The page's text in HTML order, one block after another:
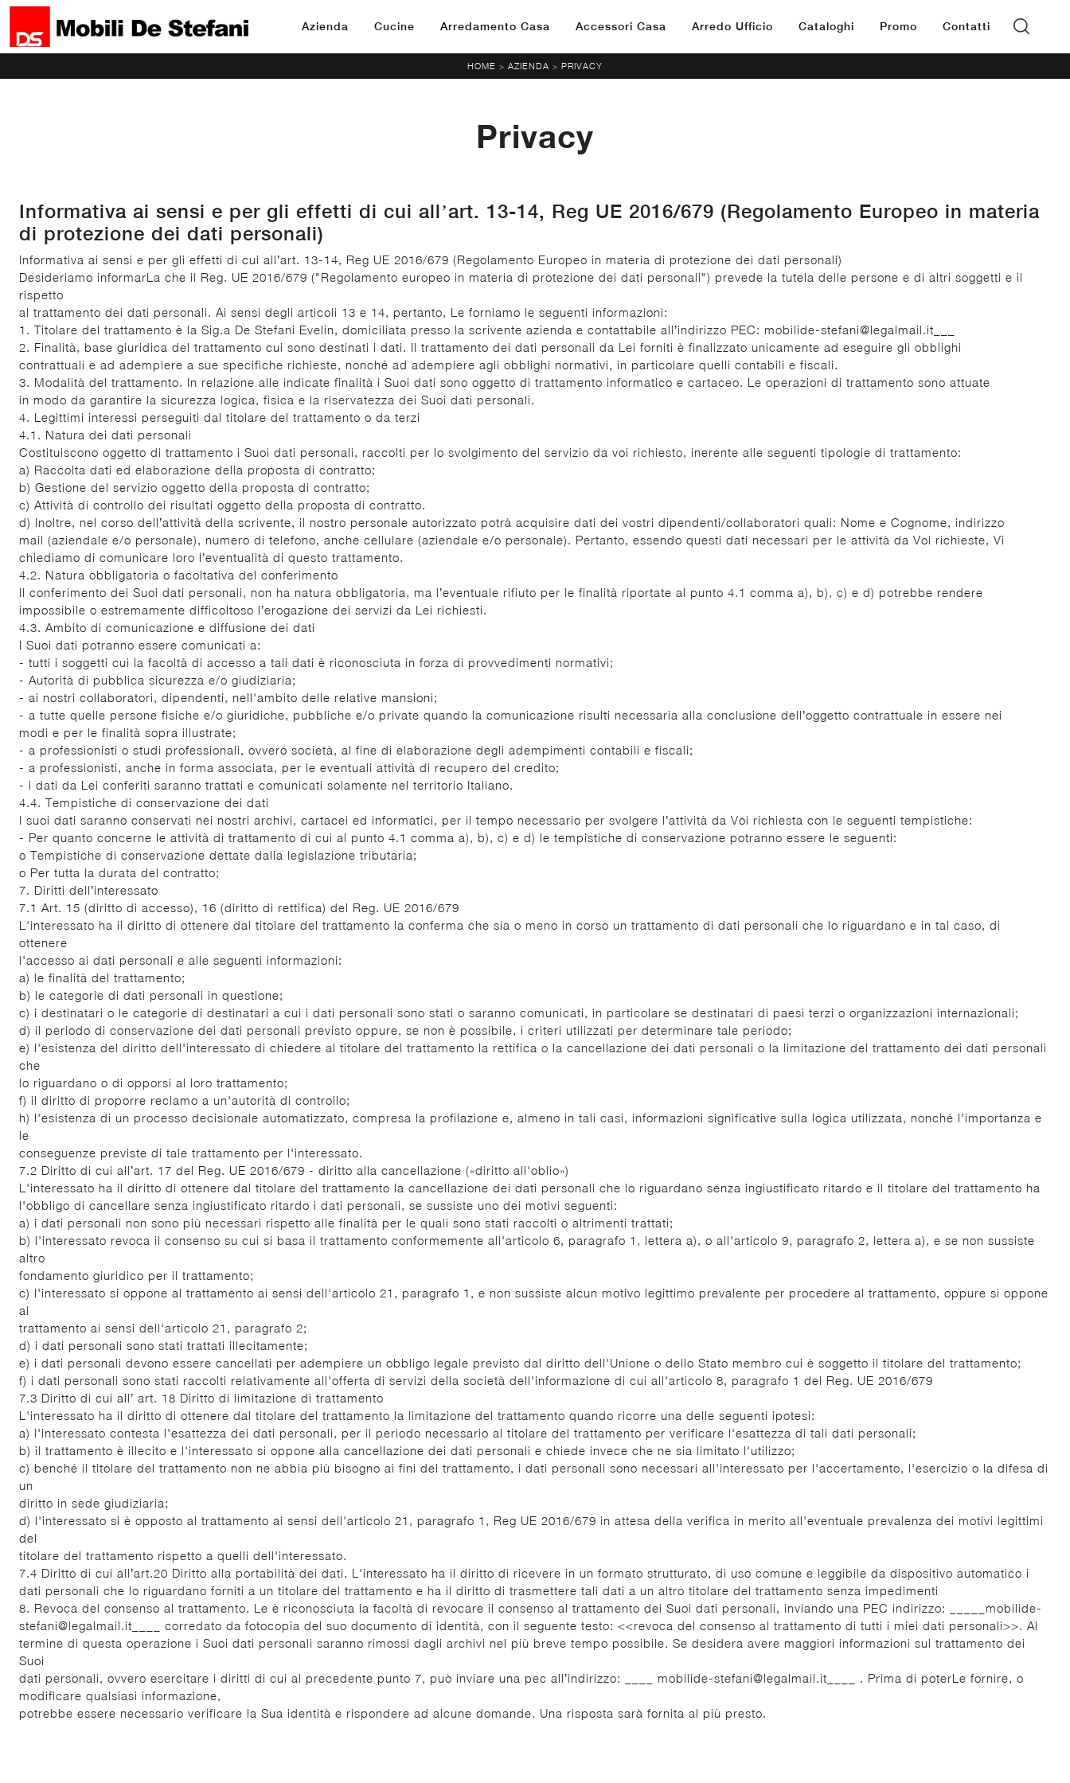
Azienda Cucine Arredamento Casa Accessori Casa Arredo Ufficio Cataloghi Promo Contatti
HOME > AZIENDA > PRIVACY
Privacy
Informativa ai sensi e per gli effetti di cui all’art. 13-14, Reg UE 2016/679 (Regolamento Europeo in materia
di protezione dei dati personali)
Informativa ai sensi e per gli effetti di cui all’art. 13-14, Reg UE 2016/679 (Regolamento Europeo in materia di protezione dei dati personali)
Desideriamo informarLa che il Reg. UE 2016/679 ("Regolamento europeo in materia di protezione dei dati personali") prevede la tutela delle persone e di altri soggetti e il
rispetto
al trattamento dei dati personali. Ai sensi degli articoli 13 e 14, pertanto, Le forniamo le seguenti informazioni:
1. Titolare del trattamento è la Sig.a De Stefani Evelin, domiciliata presso la scrivente azienda e contattabile all’indirizzo PEC: mobilide-stefani@legalmail.it___
2. Finalità, base giuridica del trattamento cui sono destinati i dati. Il trattamento dei dati personali da Lei forniti è finalizzato unicamente ad eseguire gli obblighi
contrattuali e ad adempiere a sue specifiche richieste, nonché ad adempiere agli obblighi normativi, in particolare quelli contabili e fiscali.
3. Modalità del trattamento. In relazione alle indicate finalità i Suoi dati sono oggetto di trattamento informatico e cartaceo. Le operazioni di trattamento sono attuate
in modo da garantire la sicurezza logica, fisica e la riservatezza dei Suoi dati personali.
4. Legittimi interessi perseguiti dal titolare del trattamento o da terzi
4.1. Natura dei dati personali
Costituiscono oggetto di trattamento i Suoi dati personali, raccolti per lo svolgimento del servizio da voi richiesto, inerente alle seguenti tipologie di trattamento:
a) Raccolta dati ed elaborazione della proposta di contratto;
b) Gestione del servizio oggetto della proposta di contratto;
c) Attività di controllo dei risultati oggetto della proposta di contratto.
d) Inoltre, nel corso dell’attività della scrivente, il nostro personale autorizzato potrà acquisire dati dei vostri dipendenti/collaboratori quali: Nome e Cognome, indirizzo
mail (aziendale e/o personale), numero di telefono, anche cellulare (aziendale e/o personale). Pertanto, essendo questi dati necessari per le attività da Voi richieste, Vi
chiediamo di comunicare loro l’eventualità di questo trattamento.
4.2. Natura obbligatoria o facoltativa del conferimento
Il conferimento dei Suoi dati personali, non ha natura obbligatoria, ma l’eventuale rifiuto per le finalità riportate al punto 4.1 comma a), b), c) e d) potrebbe rendere
impossibile o estremamente difficoltoso l’erogazione dei servizi da Lei richiesti.
4.3. Ambito di comunicazione e diffusione dei dati
I Suoi dati potranno essere comunicati a:
- tutti i soggetti cui la facoltà di accesso a tali dati è riconosciuta in forza di provvedimenti normativi;
- Autorità di pubblica sicurezza e/o giudiziaria;
- ai nostri collaboratori, dipendenti, nell'ambito delle relative mansioni;
- a tutte quelle persone fisiche e/o giuridiche, pubbliche e/o private quando la comunicazione risulti necessaria alla conclusione dell’oggetto contrattuale in essere nei
modi e per le finalità sopra illustrate;
- a professionisti o studi professionali, ovvero società, al fine di elaborazione degli adempimenti contabili e fiscali;
- a professionisti, anche in forma associata, per le eventuali attività di recupero del credito;
- i dati da Lei conferiti saranno trattati e comunicati solamente nel territorio Italiano.
4.4. Tempistiche di conservazione dei dati
I suoi dati saranno conservati nei nostri archivi, cartacei ed informatici, per il tempo necessario per svolgere l’attività da Voi richiesta con le seguenti tempistiche:
- Per quanto concerne le attività di trattamento di cui al punto 4.1 comma a), b), c) e d) le tempistiche di conservazione potranno essere le seguenti:
o Tempistiche di conservazione dettate dalla legislazione tributaria;
o Per tutta la durata del contratto;
7. Diritti dell’interessato
7.1 Art. 15 (diritto di accesso), 16 (diritto di rettifica) del Reg. UE 2016/679
L'interessato ha il diritto di ottenere dal titolare del trattamento la conferma che sia o meno in corso un trattamento di dati personali che lo riguardano e in tal caso, di
ottenere
l'accesso ai dati personali e alle seguenti informazioni:
a) le finalità del trattamento;
b) le categorie di dati personali in questione;
c) i destinatari o le categorie di destinatari a cui i dati personali sono stati o saranno comunicati, in particolare se destinatari di paesi terzi o organizzazioni internazionali;
d) il periodo di conservazione dei dati personali previsto oppure, se non è possibile, i criteri utilizzati per determinare tale periodo;
e) l'esistenza del diritto dell'interessato di chiedere al titolare del trattamento la rettifica o la cancellazione dei dati personali o la limitazione del trattamento dei dati personali
che
lo riguardano o di opporsi al loro trattamento;
f) il diritto di proporre reclamo a un'autorità di controllo;
h) l'esistenza di un processo decisionale automatizzato, compresa la profilazione e, almeno in tali casi, informazioni significative sulla logica utilizzata, nonché l'importanza e
le
conseguenze previste di tale trattamento per l'interessato.
7.2 Diritto di cui all’art. 17 del Reg. UE 2016/679 - diritto alla cancellazione («diritto all'oblio»)
L'interessato ha il diritto di ottenere dal titolare del trattamento la cancellazione dei dati personali che lo riguardano senza ingiustificato ritardo e il titolare del trattamento ha
l'obbligo di cancellare senza ingiustificato ritardo i dati personali, se sussiste uno dei motivi seguenti:
a) i dati personali non sono più necessari rispetto alle finalità per le quali sono stati raccolti o altrimenti trattati;
b) l'interessato revoca il consenso su cui si basa il trattamento conformemente all'articolo 6, paragrafo 1, lettera a), o all'articolo 9, paragrafo 2, lettera a), e se non sussiste
altro
fondamento giuridico per il trattamento;
c) l'interessato si oppone al trattamento ai sensi dell'articolo 21, paragrafo 1, e non sussiste alcun motivo legittimo prevalente per procedere al trattamento, oppure si oppone
al
trattamento ai sensi dell'articolo 21, paragrafo 2;
d) i dati personali sono stati trattati illecitamente;
e) i dati personali devono essere cancellati per adempiere un obbligo legale previsto dal diritto dell'Unione o dello Stato membro cui è soggetto il titolare del trattamento;
f) i dati personali sono stati raccolti relativamente all'offerta di servizi della società dell'informazione di cui all'articolo 8, paragrafo 1 del Reg. UE 2016/679
7.3 Diritto di cui all’ art. 18 Diritto di limitazione di trattamento
L'interessato ha il diritto di ottenere dal titolare del trattamento la limitazione del trattamento quando ricorre una delle seguenti ipotesi:
a) l'interessato contesta l'esattezza dei dati personali, per il periodo necessario al titolare del trattamento per verificare l'esattezza di tali dati personali;
b) il trattamento è illecito e l'interessato si oppone alla cancellazione dei dati personali e chiede invece che ne sia limitato l'utilizzo;
c) benché il titolare del trattamento non ne abbia più bisogno ai fini del trattamento, i dati personali sono necessari all'interessato per l'accertamento, l'esercizio o la difesa di
un
diritto in sede giudiziaria;
d) l'interessato si è opposto al trattamento ai sensi dell'articolo 21, paragrafo 1, Reg UE 2016/679 in attesa della verifica in merito all'eventuale prevalenza dei motivi legittimi
del
titolare del trattamento rispetto a quelli dell'interessato.
7.4 Diritto di cui all’art.20 Diritto alla portabilità dei dati. L'interessato ha il diritto di ricevere in un formato strutturato, di uso comune e leggibile da dispositivo automatico i
dati personali che lo riguardano forniti a un titolare del trattamento e ha il diritto di trasmettere tali dati a un altro titolare del trattamento senza impedimenti
8. Revoca del consenso al trattamento. Le è riconosciuta la facoltà di revocare il consenso al trattamento dei Suoi dati personali, inviando una PEC indirizzo: _____mobilide-
stefani@legalmail.it____ corredato da fotocopia del suo documento di identità, con il seguente testo: <<revoca del consenso al trattamento di tutti i miei dati personali>>. Al
termine di questa operazione i Suoi dati personali saranno rimossi dagli archivi nel più breve tempo possibile. Se desidera avere maggiori informazioni sul trattamento dei
Suoi
dati personali, ovvero esercitare i diritti di cui al precedente punto 7, può inviare una pec all’indirizzo: ____ mobilide-stefani@legalmail.it____ . Prima di poterLe fornire, o
modificare qualsiasi informazione,
potrebbe essere necessario verificare la Sua identità e rispondere ad alcune domande. Una risposta sarà fornita al più presto.